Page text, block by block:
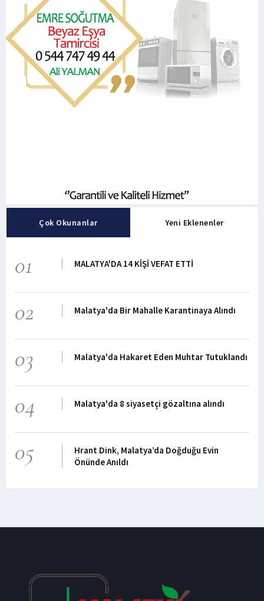
Çok Okunanlar Yeni Eklenenler
01 MALATYA'DA 14 KİŞİ VEFAT ETTİ
02 Malatya'da Bir Mahalle Karantinaya Alındı
03 Malatya'da Hakaret Eden Muhtar Tutuklandı
04 Malatya'da 8 siyasetçi gözaltına alındı
05
Hrant Dink, Malatya’da Doğduğu Evin
Önünde Anıldı